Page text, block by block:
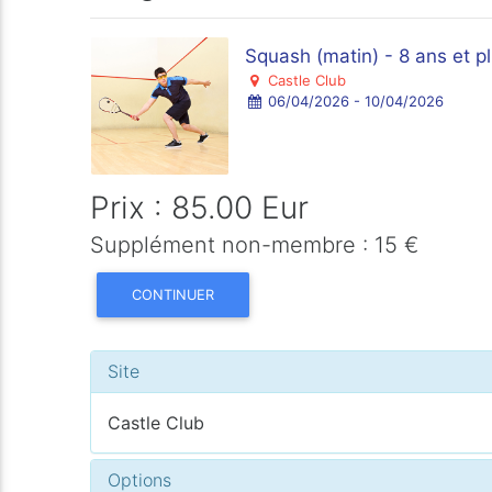
Squash (matin) - 8 ans et
Castle Club
06/04/2026 - 10/04/2026
Prix : 85.00 Eur
Supplément non-membre : 15 €
CONTINUER
Site
Castle Club
Options